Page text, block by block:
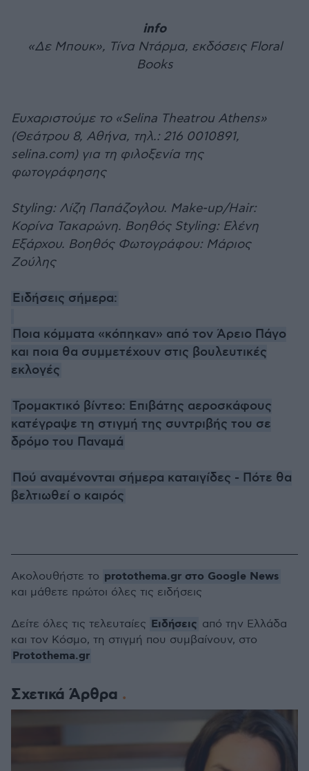
info
«Δε Μπουκ», Τίνα Ντάρμα, εκδόσεις Floral
Books
Ευχαριστούμε το «Selina Theatrou Athens»
(Θεάτρου 8, Αθήνα, τηλ.: 216 0010891,
selina.com) για τη φιλοξενία της
φωτογράφησης
Styling: Λίζη Παπάζογλου. Make-up/Hair:
Κορίνα Τακαρώνη. Βοηθός Styling: Ελένη
Εξάρχου. Βοηθός Φωτογράφου: Μάριος
Ζούλης
Ειδήσεις σήμερα:
Ποια κόμματα «κόπηκαν» από τον Άρειο Πάγο
και ποια θα συμμετέχουν στις βουλευτικές
εκλογές
Τρομακτικό βίντεο: Επιβάτης αεροσκάφους
κατέγραψε τη στιγμή της συντριβής του σε
δρόμο του Παναμά
Πού αναμένονται σήμερα καταιγίδες - Πότε θα
βελτιωθεί ο καιρός
Σχετικά Άρθρα
Ακολουθήστε το protothema.gr στο Google News
και μάθετε πρώτοι όλες τις ειδήσεις
Δείτε όλες τις τελευταίες Ειδήσεις από την Ελλάδα
και τον Κόσμο, τη στιγμή που συμβαίνουν, στο
Protothema.gr